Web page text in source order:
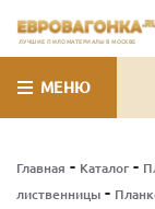
ЛУЧШИЕ ПИЛОМАТЕРИАЛЫ В МОСКВЕ
МЕНЮ
Главная - Каталог -
лиственницы -